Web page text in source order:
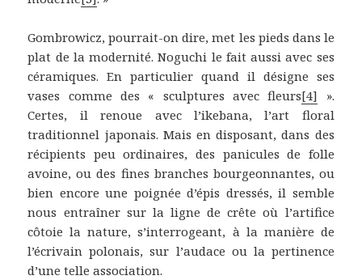
Gombrowicz, pourrait-on dire, met les pieds dans le
plat de la modernité. Noguchi le fait aussi avec ses
céramiques. En particulier quand il désigne ses
vases comme des « sculptures avec fleurs[4] ».
Certes, il renoue avec l’ikebana, l’art floral
traditionnel japonais. Mais en disposant, dans des
récipients peu ordinaires, des panicules de folle
avoine, ou des fines branches bourgeonnantes, ou
bien encore une poignée d’épis dressés, il semble
nous entraîner sur la ligne de crête où l’artifice
côtoie la nature, s’interrogeant, à la manière de
l’écrivain polonais, sur l’audace ou la pertinence
d’une telle association.